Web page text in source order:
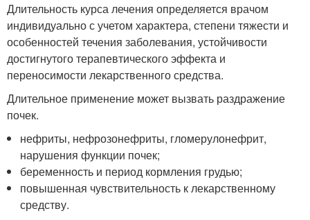
Длительность курса лечения определяется врачом
индивидуально с учетом характера, степени тяжести и
особенностей течения заболевания, устойчивости
достигнутого терапевтического эффекта и
переносимости лекарственного средства.
Длительное применение может вызвать раздражение
почек.
нефриты, нефрозонефриты, гломерулонефрит,
нарушения функции почек;
беременность и период кормления грудью;
повышенная чувствительность к лекарственному
средству.